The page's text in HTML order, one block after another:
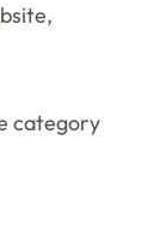
category